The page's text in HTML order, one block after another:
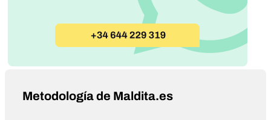
Metodología de Maldita.es